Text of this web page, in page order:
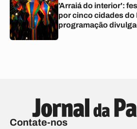
'Arraiá do interior':
por cinco cidades do
programação
Contate-nos